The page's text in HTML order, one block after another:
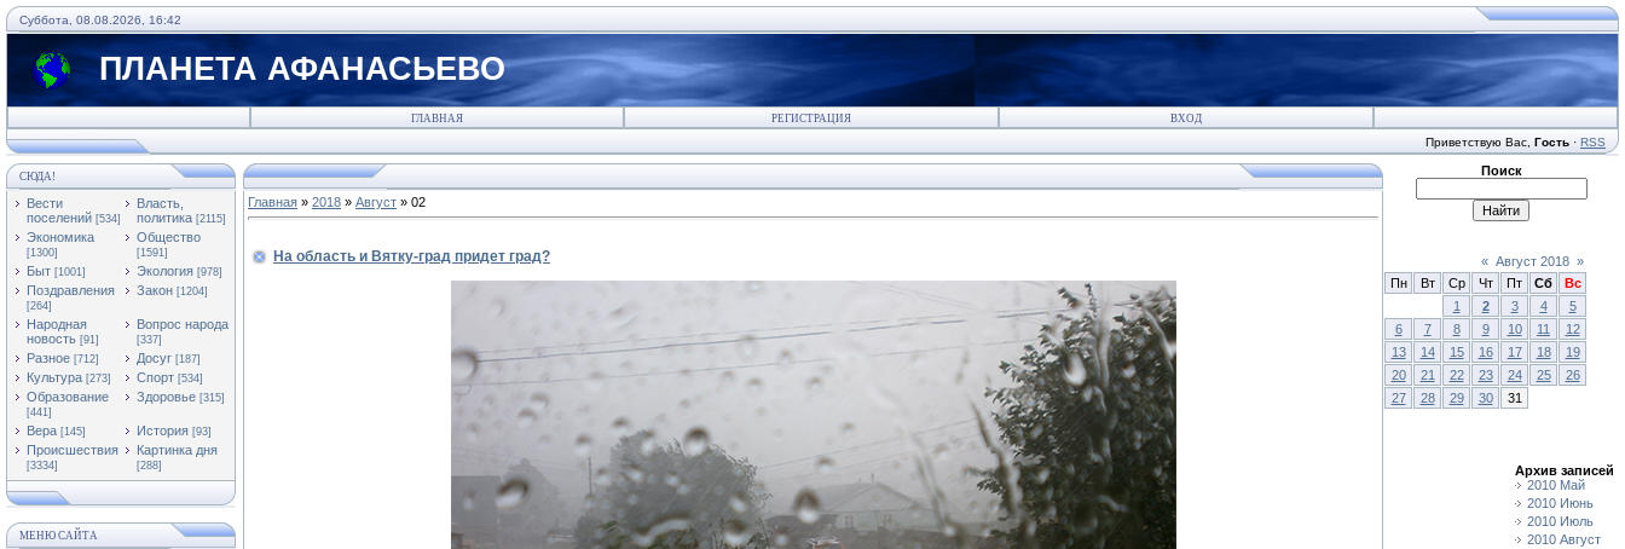
Суббота, 08.08.2026, 16:42
ПЛАНЕТА АФАНАСЬЕВО
ГЛАВНАЯ РЕГИСТРАЦИЯ ВХОД
Приветствую Вас Гость · RSS
СЮДА!
Вести
поселений [534]
Власть,
политика [2115]
Экономика
[1300]
Общество
[1591]
Быт [1001] Экология [978]
Поздравления
[264]
Закон [1204]
Народная
новость [91]
Вопрос народа
[337]
Разное [712] Досуг [187]
Культура [273] Спорт [534]
Образование
[441]
Здоровье [315]
Вера [145] История [93]
Происшествия
[3334]
Картинка дня
[288]
МЕНЮ САЙТА
Главная » 2018 » Август » 02
На область и Вятку-град придет град?
Поиск
« Август 2018 »
Пн
Вт Ср Чт Пт Сб
Вс
1
2 3 4
5
6
7 8 9 10 11
12
13
14 15 16 17 18
19
20
21 22 23 24 25
26
27
28 29 30 31
Архив записей
2010 Май
2010 Июнь
2010 Июль
2010 Август